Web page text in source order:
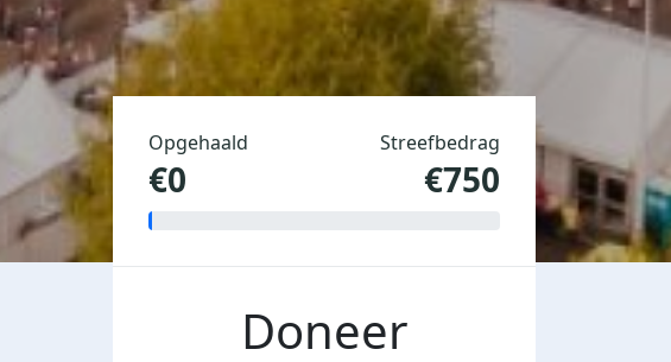
Opgehaald
€0
Streefbedrag
€750
Doneer